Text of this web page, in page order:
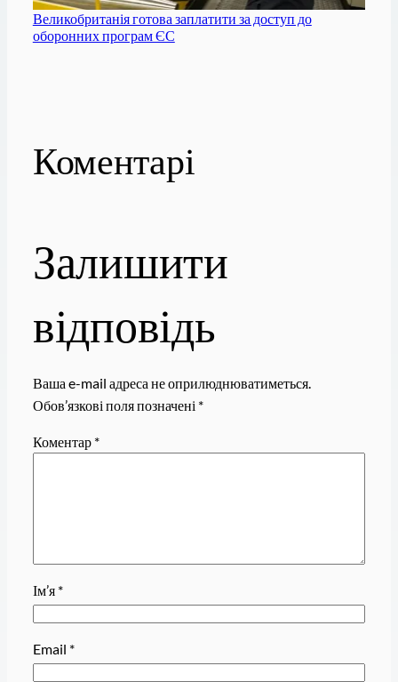
Великобританія готова заплатити за доступ до
оборонних програм ЄС
Коментарі
Залишити
відповідь
Ваша e-mail адреса не оприлюднюватиметься.
Обов’язкові поля позначені *
Коментар *
Ім’я *
Email *